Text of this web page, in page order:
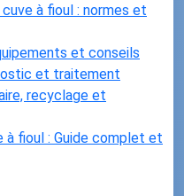
à fioul : normes et
et conseils
et traitement
recyclage et
fioul : Guide complet et